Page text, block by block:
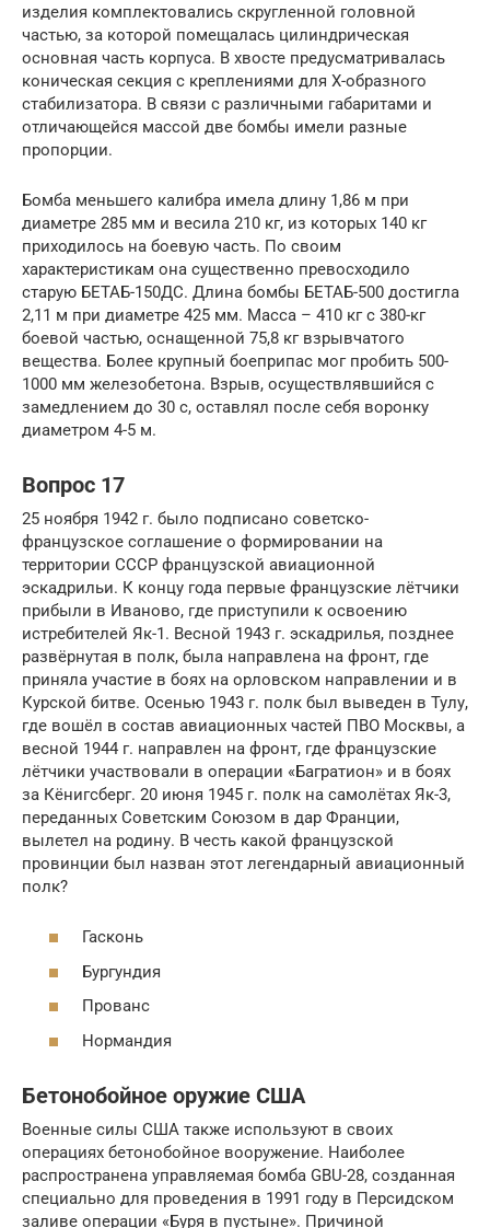
изделия комплектовались скругленной головной
частью, за которой помещалась цилиндрическая
основная часть корпуса. В хвосте предусматривалась
коническая секция с креплениями для Х-образного
стабилизатора. В связи с различными габаритами и
отличающейся массой две бомбы имели разные
пропорции.
Бомба меньшего калибра имела длину 1,86 м при
диаметре 285 мм и весила 210 кг, из которых 140 кг
приходилось на боевую часть. По своим
характеристикам она существенно превосходило
старую БЕТАБ-150ДС. Длина бомбы БЕТАБ-500 достигла
2,11 м при диаметре 425 мм. Масса – 410 кг с 380-кг
боевой частью, оснащенной 75,8 кг взрывчатого
вещества. Более крупный боеприпас мог пробить 500-
1000 мм железобетона. Взрыв, осуществлявшийся с
замедлением до 30 с, оставлял после себя воронку
диаметром 4-5 м.
Вопрос 17
25 ноября 1942 г. было подписано советско-
французское соглашение о формировании на
территории СССР французской авиационной
эскадрильи. К концу года первые французские лётчики
прибыли в Иваново, где приступили к освоению
истребителей Як-1. Весной 1943 г. эскадрилья, позднее
развёрнутая в полк, была направлена на фронт, где
приняла участие в боях на орловском направлении и в
Курской битве. Осенью 1943 г. полк был выведен в Тулу,
где вошёл в состав авиационных частей ПВО Москвы, а
весной 1944 г. направлен на фронт, где французские
лётчики участвовали в операции «Багратион» и в боях
за Кёнигсберг. 20 июня 1945 г. полк на самолётах Як-3,
переданных Советским Союзом в дар Франции,
вылетел на родину. В честь какой французской
провинции был назван этот легендарный авиационный
полк?
Гасконь
Бургундия
Прованс
Нормандия
Бетонобойное оружие США
Военные силы США также используют в своих
операциях бетонобойное вооружение. Наиболее
распространена управляемая бомба GBU-28, созданная
специально для проведения в 1991 году в Персидском
заливе операции «Буря в пустыне». Причиной